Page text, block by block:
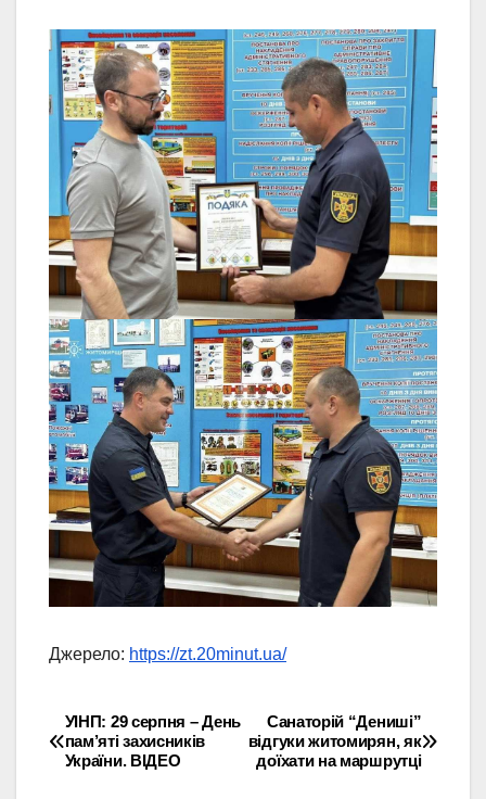
Джерело: https://zt.20minut.ua/
Навігація
записів
Санаторій “Дениші”
відгуки житомирян, як
доїхати на маршрутці
УІНП: 29 серпня – День
пам’яті захисників
України. ВІДЕО